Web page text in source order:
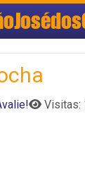
Visitas: